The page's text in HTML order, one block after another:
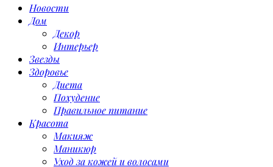
Новости
Дом
Декор
Интерьер
Звезды
Здоровье
Диета
Похудение
Правильное питание
Красота
Макияж
Маникюр
Уход за кожей и волосами